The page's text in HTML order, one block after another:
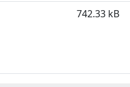
742.33 kB